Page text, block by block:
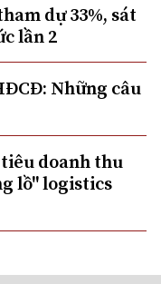
dự 33%, sát
lần 2
Những câu
doanh thu
lồ" logistics